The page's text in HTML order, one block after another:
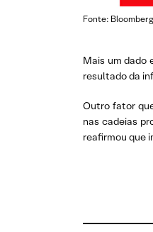
Fonte:
Mais um dado
resultado da
Outro fator
nas cadeias
reafirmou que